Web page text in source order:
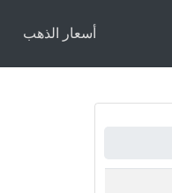
أسعار الذهب